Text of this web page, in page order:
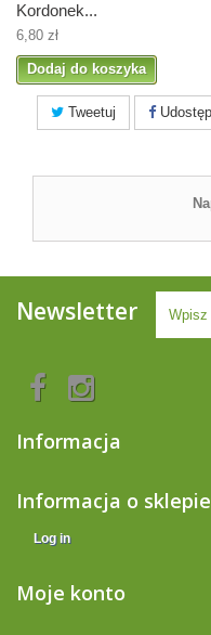
Kordonek...
6,80 zł
Dodaj do koszyka
Tweetuj
Newsletter
Informacja
Informacja o sklepie
Log in
Moje konto